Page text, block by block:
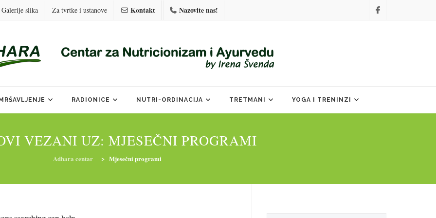
Galerije slika Za tvrtke i ustanove Kontakt Nazovite nas!
RADIONICE NUTRI-ORDINACIJA TRETMANI YOGA I TRENINZI
VEZANI UZ: MJESEČNI PROGRAMI
Adhara centar > Mjesečni programi